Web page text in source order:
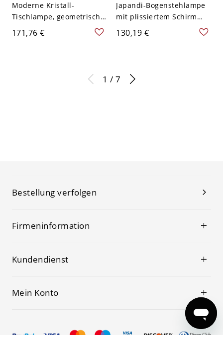
Moderne Kristall-
Tischlampe, geometrische,
gestapelte Glas-
Nachttischleuchte mit
171,76 €
Japandi-Bogenstehlampe
mit plissiertem Schirm
und massivem
Marmorsockel zum Lesen
130,19 €
1 / 7
Bestellung verfolgen
Firmeninformation
Kundendienst
Mein Konto